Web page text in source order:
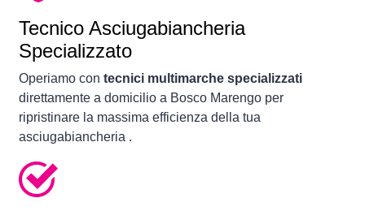
Tecnico Asciugabiancheria
Specializzato
Operiamo con tecnici multimarche specializzati
direttamente a domicilio a Bosco Marengo per
ripristinare la massima efficienza della tua
asciugabiancheria .